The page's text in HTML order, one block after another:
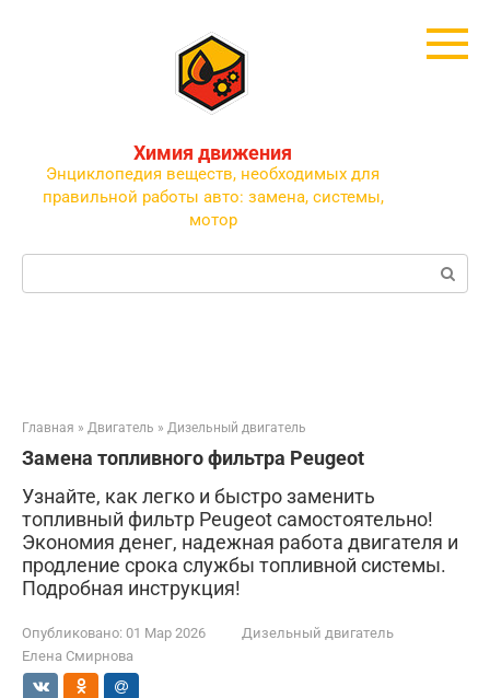
Химия движения
Энциклопедия веществ, необходимых для
правильной работы авто: замена, системы,
мотор
Поиск:
Главная » Двигатель » Дизельный двигатель
Замена топливного фильтра Peugeot
Узнайте, как легко и быстро заменить
топливный фильтр Peugeot самостоятельно!
Экономия денег, надежная работа двигателя и
продление срока службы топливной системы.
Подробная инструкция!
Опубликовано: 01 Мар 2026
Дизельный двигатель
Елена Смирнова